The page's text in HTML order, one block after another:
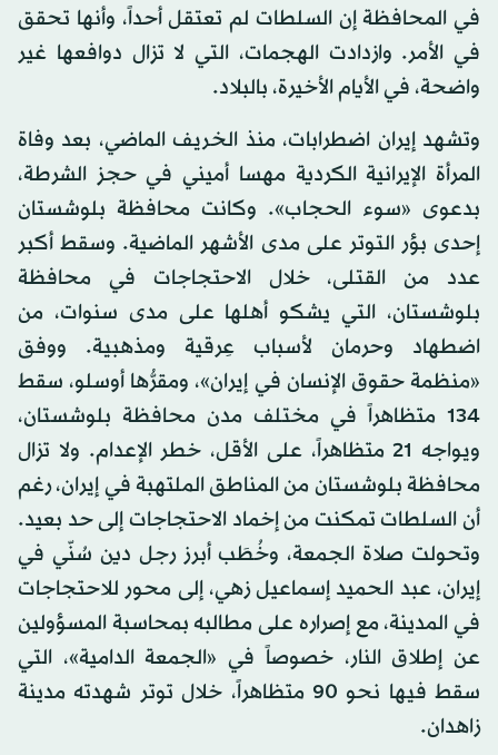
في المحافظة إن السلطات لم تعتقل أحداً، وأنها تحقق
في الأمر. وازدادت الهجمات، التي لا تزال دوافعها غير
واضحة، في الأيام الأخيرة، بالبلاد.
وتشهد إيران اضطرابات، منذ الخريف الماضي، بعد وفاة
المرأة الإيرانية الكردية مهسا أميني في حجز الشرطة،
بدعوى «سوء الحجاب». وكانت محافظة بلوشستان
إحدى بؤر التوتر على مدى الأشهر الماضية. وسقط أكبر
عدد من القتلى، خلال الاحتجاجات في محافظة
بلوشستان، التي يشكو أهلها على مدى سنوات، من
اضطهاد وحرمان لأسباب عِرقية ومذهبية. ووفق
«منظمة حقوق الإنسان في إيران»، ومقرُّها أوسلو، سقط
134 متظاهراً في مختلف مدن محافظة بلوشستان،
ويواجه 21 متظاهراً، على الأقل، خطر الإعدام. ولا تزال
محافظة بلوشستان من المناطق الملتهبة في إيران، رغم
أن السلطات تمكنت من إخماد الاحتجاجات إلى حد بعيد.
وتحولت صلاة الجمعة، وخُطَب أبرز رجل دين سُنّي في
إيران، عبد الحميد إسماعيل زهي، إلى محور للاحتجاجات
في المدينة، مع إصراره على مطالبه بمحاسبة المسؤولين
عن إطلاق النار، خصوصاً في «الجمعة الدامية»، التي
سقط فيها نحو 90 متظاهراً، خلال توتر شهدته مدينة
زاهدان.